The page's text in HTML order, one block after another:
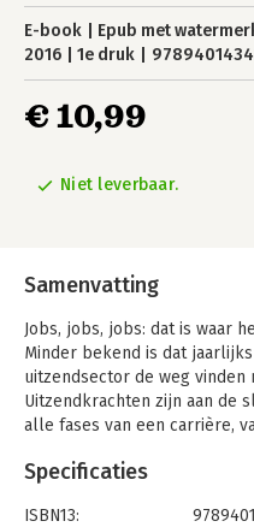
E-book Epub met
2016
1e druk
€ 10,99
Niet leverbaar.
Samenvatting
Jobs, jobs, jobs: dat is waar
Minder bekend is dat
uitzendsector de weg vinden
Uitzendkrachten zijn aan de
alle fases van een carrière,
Dit is het eerste boek dat
belicht. Hoog tijd nu we met
Specificaties
ISBN13: